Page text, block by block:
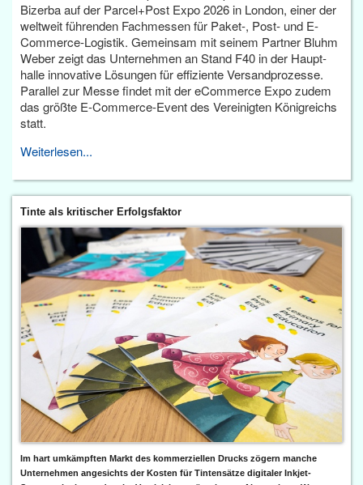
Bizerba auf der Parcel+Post Expo 2026 in London, einer der
weltweit führenden Fachmessen für Paket-, Post- und E-
Commerce-Logistik. Gemeinsam mit seinem Partner Bluhm
Weber zeigt das Unternehmen an Stand F40 in der Haupt­
halle innovative Lösungen für effiziente Versandprozesse.
Parallel zur Messe findet mit der eCommerce Expo zudem
das größte E-Commerce-Event des Vereinigten Königreichs
statt.
Weiterlesen...
Tinte als kritischer Erfolgsfaktor
Im hart umkämpften Markt des kommerziellen Drucks zögern manche
Unternehmen angesichts der Kosten für Tintensätze digitaler Inkjet-